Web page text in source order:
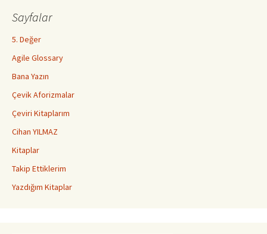
Sayfalar
5. Değer
Agile Glossary
Bana Yazın
Çevik Aforizmalar
Çeviri Kitaplarım
Cihan YILMAZ
Kitaplar
Takip Ettiklerim
Yazdığım Kitaplar